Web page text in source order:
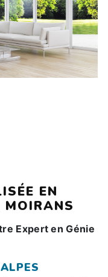
EN
MOIRANS
Expert en Génie